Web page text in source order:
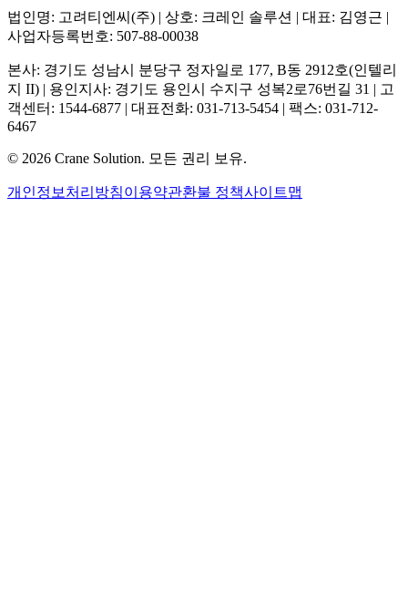
법인명: 고려티엔씨(주) | 상호: 크레인 솔루션 | 대표: 김영근 |
사업자등록번호: 507-88-00038
본사: 경기도 성남시 분당구 정자일로 177, B동 2912호(인텔리
지 II) | 용인지사: 경기도 용인시 수지구 성복2로76번길 31 | 고
객센터: 1544-6877 | 대표전화: 031-713-5454 | 팩스: 031-712-
6467
© 2026 Crane Solution. 모든 권리 보유.
개인정보처리방침이용약관환불 정책사이트맵